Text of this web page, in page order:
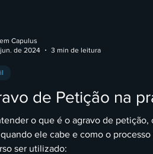
de Petição na
o que é o agravo de petição,
ele cabe e como o processo
ser utilizado:
Capulus
de 2024
3 min de leitura